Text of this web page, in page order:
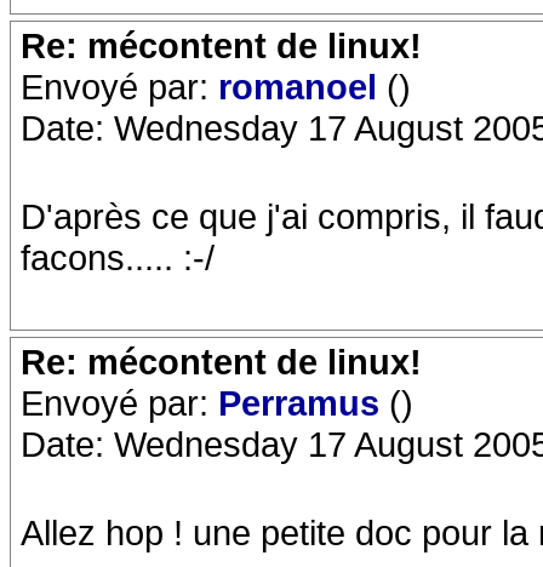
Re: mécontent de linux!
Envoyé par: romanoel ()
Date: Wednesday 17 August
D'après ce que j'ai compris, il
facons..... :-/
Re: mécontent de linux!
Envoyé par: Perramus ()
Date: Wednesday 17 August
Allez hop ! une petite doc pour